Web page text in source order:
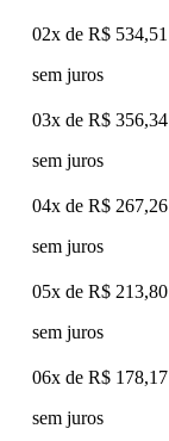
02x de R$ 534,51
sem juros
03x de R$ 356,34
sem juros
04x de R$ 267,26
sem juros
05x de R$ 213,80
sem juros
06x de R$ 178,17
sem juros